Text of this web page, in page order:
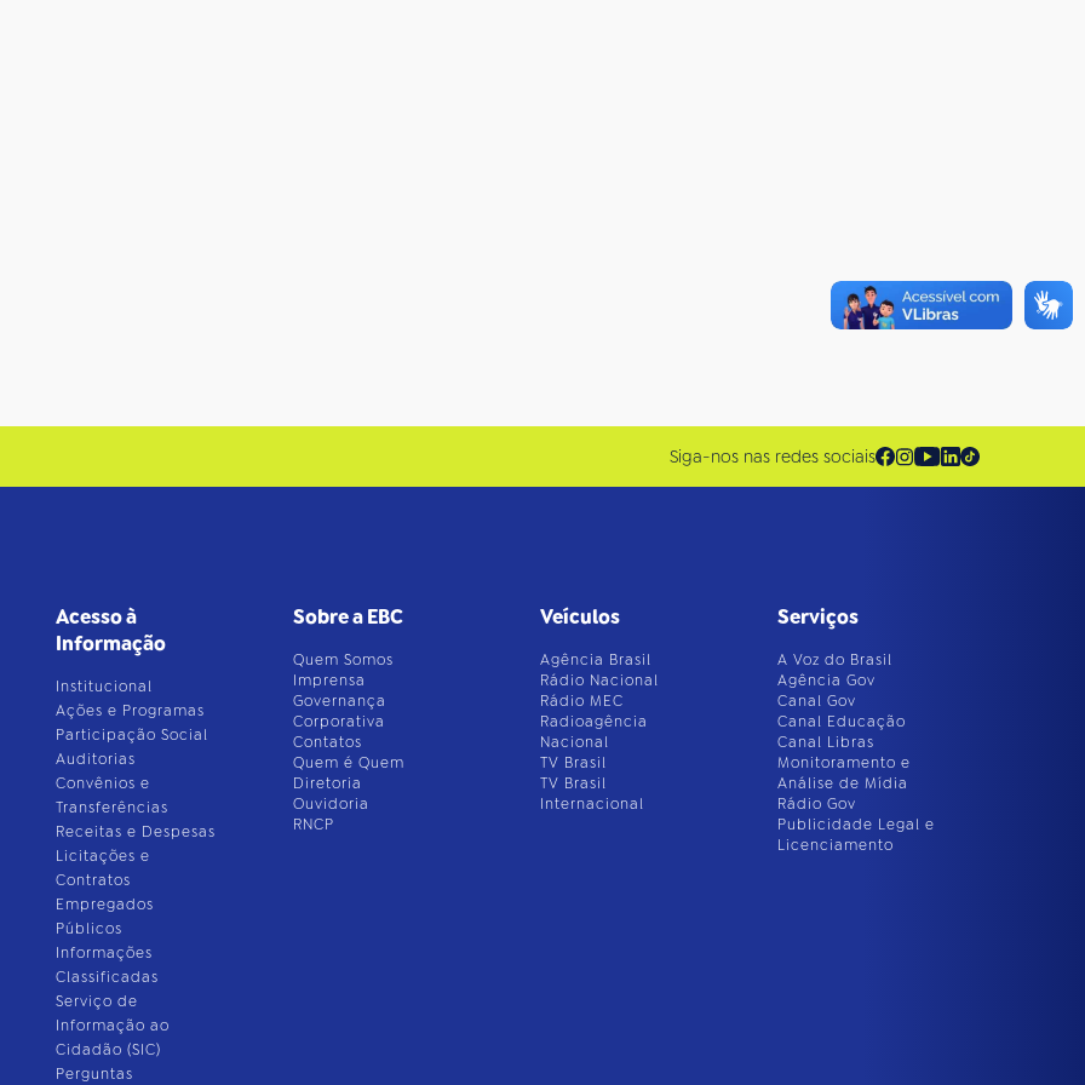
Siga-nos nas redes sociais
Acesso à
Informação
Institucional
Ações e Programas
Participação Social
Auditorias
Convênios e
Transferências
Receitas e Despesas
Licitações e
Contratos
Empregados
Públicos
Informações
Classificadas
Serviço de
Informação ao
Cidadão (SIC)
Perguntas
Sobre a EBC
Quem Somos
Imprensa
Governança
Corporativa
Contatos
Quem é Quem
Diretoria
Ouvidoria
RNCP
Veículos
Agência Brasil
Rádio Nacional
Rádio MEC
Radioagência
Nacional
TV Brasil
TV Brasil
Internacional
Serviços
A Voz do Brasil
Agência Gov
Canal Gov
Canal Educação
Canal Libras
Monitoramento e
Análise de Mídia
Rádio Gov
Publicidade Legal e
Licenciamento